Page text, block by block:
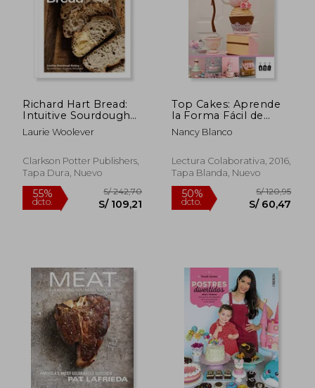
55%
dcto.
S/ 197,06
S/ 88,68
55%
dcto. S/
Richard Hart Bread:
Intuitive Sourdough
Baking (en Inglés)
Laurie Woolever
Clarkson Potter Publishers,
Tapa Dura, Nuevo
Top Cakes: Aprende
la Forma Fácil de
Hacer Tortas en Pisos
Nancy Blanco
Lectura Colaborativa, 2016,
Tapa Blanda, Nuevo